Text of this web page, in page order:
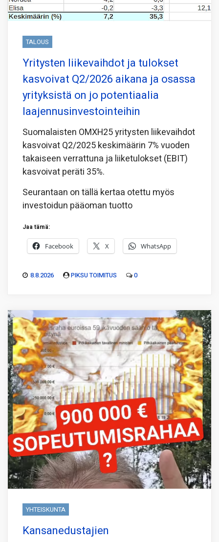
TALOUS
Yritysten liikevaihdot ja tulokset
kasvoivat Q2/2026 aikana ja osassa
yrityksistä on jo potentiaalia
laajennusinvestointeihin
Suomalaisten OMXH25 yritysten liikevaihdot
kasvoivat Q2/2025 keskimäärin 7% vuoden
takaiseen verrattuna ja liiketulokset (EBIT)
kasvoivat peräti 35%.
Seurantaan on tällä kertaa otettu myös
investoidun pääoman tuotto
Jaa tämä:
Facebook X WhatsApp
8.8.2026 PIKSU TOIMITUS 0
YHTEISKUNTA
Kansanedustajien